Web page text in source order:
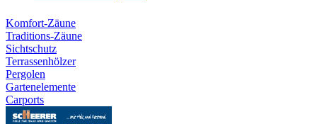
Komfort-Zäune
Traditions-Zäune
Sichtschutz
Terrassenhölzer
Pergolen
Gartenelemente
Carports